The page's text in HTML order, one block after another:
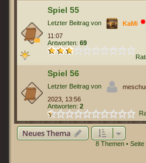
Spiel 55
Letzter Beitrag von KaMi
11:07
Antworten: 69
Spiel 56
Letzter Beitrag von
2023, 13:56
Antworten: 2
Neues Thema
8 Themen • Seite